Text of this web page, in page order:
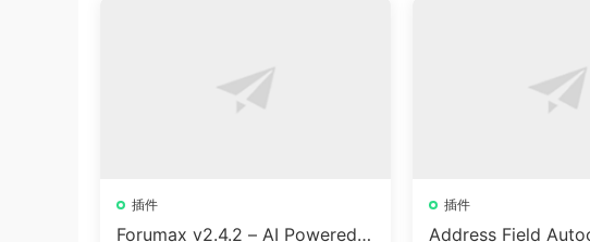
插件
Forumax v2.4.2 – AI Powered
插件
Address Field